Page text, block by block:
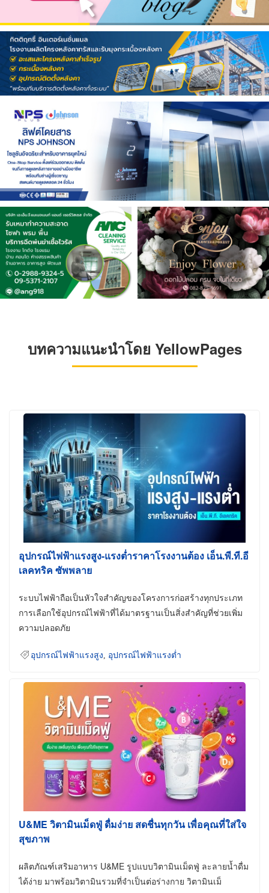
บทความแนะนำโดย YellowPages
อุปกรณ์ไฟฟ้าแรงสูง-แรงต่ำราคาโรงงานต้อง เอ็น.พี.ที.อี
เลคทริค ซัพพลาย
ระบบไฟฟ้าถือเป็นหัวใจสำคัญของโครงการก่อสร้างทุกประเภท
การเลือกใช้อุปกรณ์ไฟฟ้าที่ได้มาตรฐานเป็นสิ่งสำคัญที่ช่วยเพิ่ม
ความปลอดภัย
อุปกรณ์ไฟฟ้าแรงสูง อุปกรณ์ไฟฟ้าแรงต่ำ
U&ME วิตามินเม็ดฟู่ ดื่มง่าย สดชื่นทุกวัน เพื่อคุณที่ใส่ใจ
สุขภาพ
ผลิตภัณฑ์เสริมอาหาร U&ME รูปแบบวิตามินเม็ดฟู่ ละลายน้ำดื่ม
ได้ง่าย มาพร้อมวิตามินรวมที่จำเป็นต่อร่างกาย วิตามินเม็